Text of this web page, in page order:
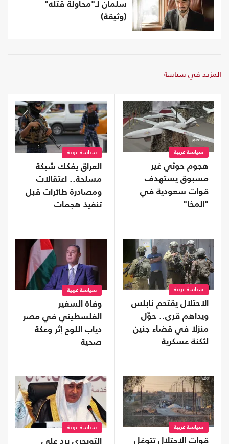
سلمان لـ"محاولة قتله"
(وثيقة)
المزيد في سياسة
سياسة عربية
هجوم حوثي غير
مسبوق يستهدف
قوات سعودية في
"المخا"
سياسة عربية
العراق يفكك شبكة
مسلحة.. اعتقالات
ومصادرة طائرات قبل
تنفيذ هجمات
سياسة عربية
الاحتلال يقتحم نابلس
ويداهم قرى.. حوّل
منزلا في قضاء جنين
لثكنة عسكرية
سياسة عربية
وفاة السفير
الفلسطيني في مصر
دياب اللوح إثر وعكة
صحية
سياسة عربية
قوات الاحتلال تتوغل
سياسة عربية
التويجري يرد على